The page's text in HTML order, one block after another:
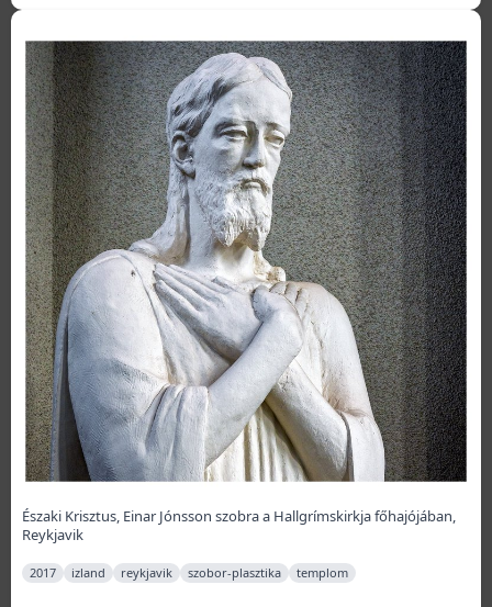
Északi Krisztus, Einar Jónsson szobra a Hallgrímskirkja főhajójában,
Reykjavik
2017 izland reykjavik szobor-plasztika templom